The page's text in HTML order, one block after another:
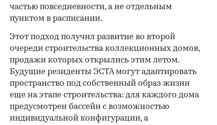
частью повседневности, а не отдельным
пунктом в расписании.
Этот подход получил развитие во второй
очереди строительства коллекционных домов,
продажи которых открылись этим летом.
Будущие резиденты ЭСТА могут адаптировать
пространство под собственный образ жизни
еще на этапе строительства: для каждого дома
предусмотрен бассейн с возможностью
индивидуальной конфигурации, а